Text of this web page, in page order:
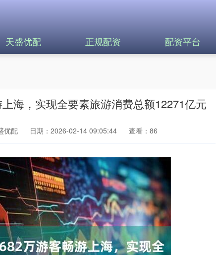
天盛优配 正规配资 配资平台
海，实现全要素旅游消费总额12271亿元
优配 日期：2026-02-14 09:05:44 查看：86